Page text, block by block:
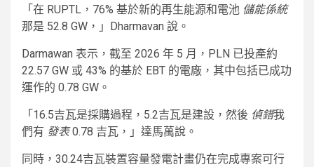
「在 RUPTL，76% 基於新的再生能源和電池 儲能係統
那是 52.8 GW，」Dharmavan 說。
Darmawan 表示，截至 2026 年 5 月，PLN 已投產約
22.57 GW 或 43% 的基於 EBT 的電廠，其中包括已成功
運作的 0.78 GW。
「16.5吉瓦是採購過程，5.2吉瓦是建設，然後 偵錯我
們有 發表0.78 吉瓦，」達馬萬說。
同時，30.24吉瓦裝置容量發電計畫仍在完成專案可行